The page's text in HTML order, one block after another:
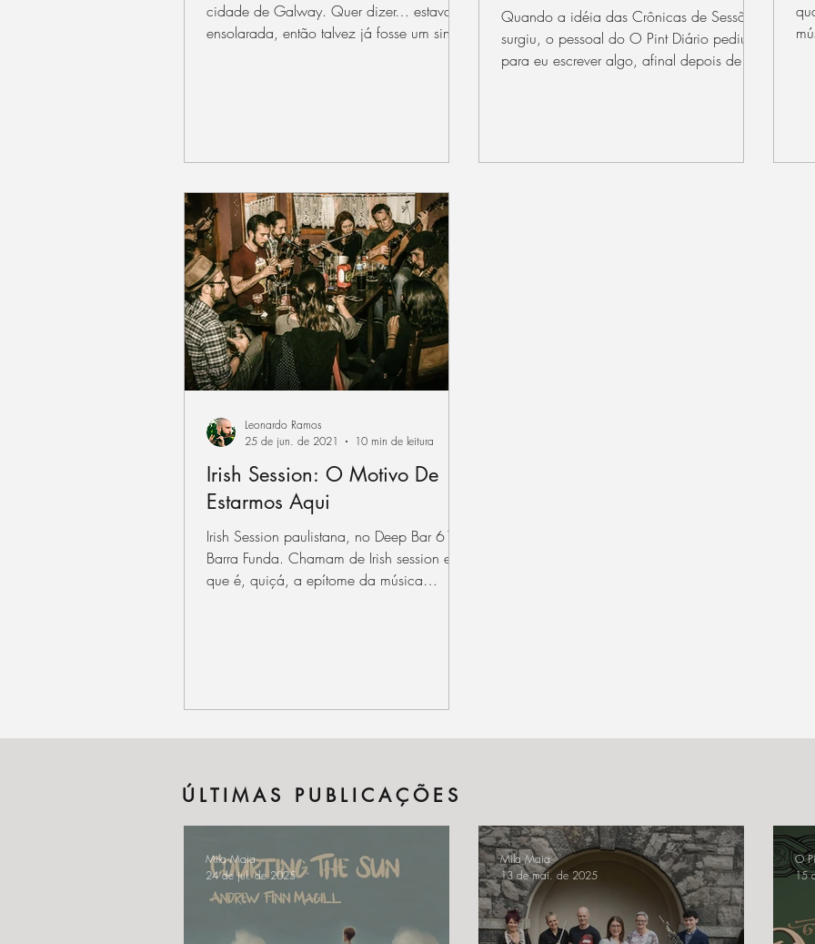
cidade de Galway. Quer dizer… estava
ensolarada, então talvez já fosse um sinal
Quando a idéia das Crônicas de Sessões
surgiu, o pessoal do O Pint Diário pediu
para eu escrever algo, afinal depois de
Irish Session: O Motivo De
Estarmos Aqui
Irish Session paulistana, no Deep Bar 611,
Barra Funda. Chamam de Irish session essa
que é, quiçá, a epítome da música
Leonardo Ramos
25 de jun. de 2021
10 min de leitura
ÚLTIMAS PUBLICAÇÕES
Mila Maia
24 de jul. de 2025
Mila Maia
13 de mai. de 2025
O
15